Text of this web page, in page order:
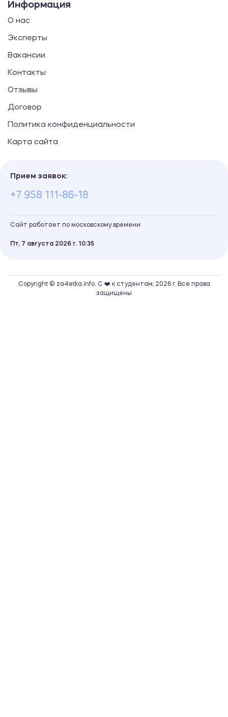
Информация
О нас
Эксперты
Вакансии
Контакты
Отзывы
Договор
Политика конфиденциальности
Карта сайта
Прием заявок:
+7 958 111-86-18
Сайт работает по московскому времени
Пт, 7 августа 2026 г. 10:36
Copyright © za4etka.info. С ❤️ к студентам, 2026 г. Все права
защищены